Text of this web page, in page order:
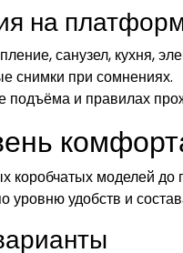
на
санузел, кухня,
снимки при сомнениях.
подъёма и правилах
коробчатых моделей до
удобств и